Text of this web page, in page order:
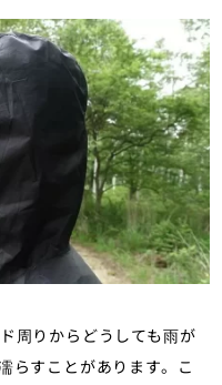
周りからどうしても雨が
らすことがあります。こ